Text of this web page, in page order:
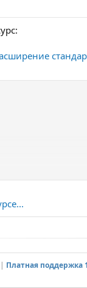
ы
товара.
| Платная поддержка